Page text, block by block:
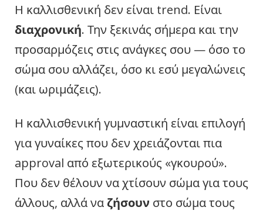
Η καλλισθενική δεν είναι trend. Είναι
διαχρονική. Την ξεκινάς σήμερα και την
προσαρμόζεις στις ανάγκες σου — όσο το
σώμα σου αλλάζει, όσο κι εσύ μεγαλώνεις
(και ωριμάζεις).
Η καλλισθενική γυμναστική είναι επιλογή
για γυναίκες που δεν χρειάζονται πια
approval από εξωτερικούς «γκουρού».
Που δεν θέλουν να χτίσουν σώμα για τους
άλλους, αλλά να ζήσουν στο σώμα τους